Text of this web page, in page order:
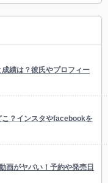
績は？彼氏やプロフィー
？インスタやfacebookを
画がヤバい！予約や発売日